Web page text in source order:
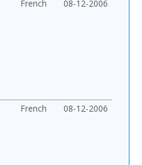
French 08-12-2006
French 08-12-2006